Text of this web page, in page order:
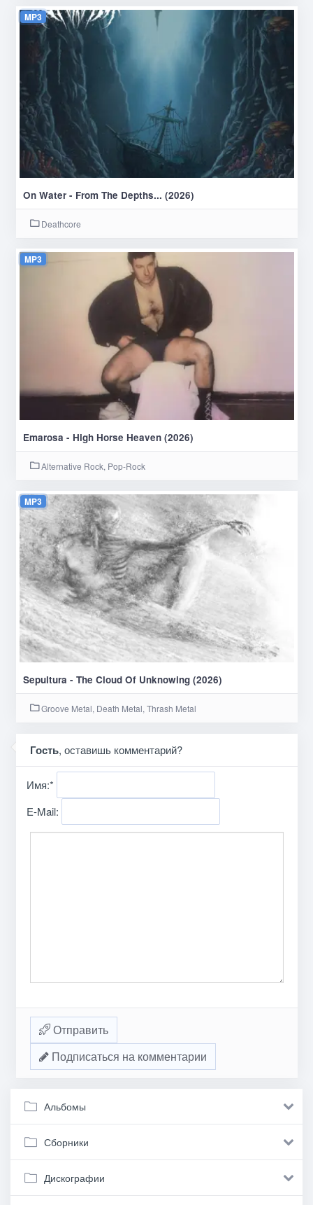
MP3
On Water - From The Depths... (2026)
Deathcore
MP3
Emarosa - High Horse Heaven (2026)
Alternative Rock, Pop-Rock
MP3
Sepultura - The Cloud Of Unknowing (2026)
Groove Metal, Death Metal, Thrash Metal
Гость, оставишь комментарий?
Имя:*
E-Mail:
Отправить
Подписаться на комментарии
Альбомы
Сборники
Дискографии